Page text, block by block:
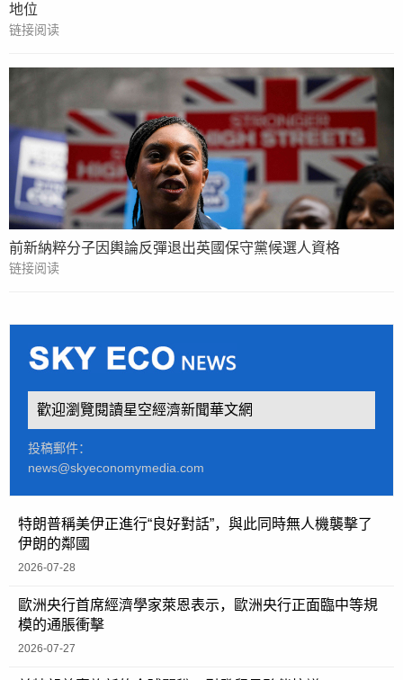
地位
链接阅读
前新納粹分子因輿論反彈退出英國保守黨候選人資格
链接阅读
歡迎瀏覽閱讀星空經濟新聞華文網
投稿郵件：
news@skyeconomymedia.com
特朗普稱美伊正進行“良好對話”，與此同時無人機襲擊了
伊朗的鄰國
2026-07-28
歐洲央行首席經濟學家萊恩表示，歐洲央行正面臨中等規
模的通脹衝擊
2026-07-27